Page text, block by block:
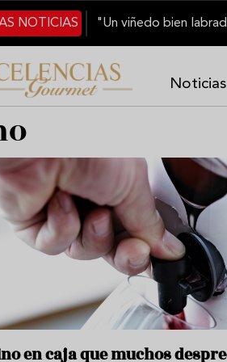
content
NOTICIAS
Noticias
en caja que muchos